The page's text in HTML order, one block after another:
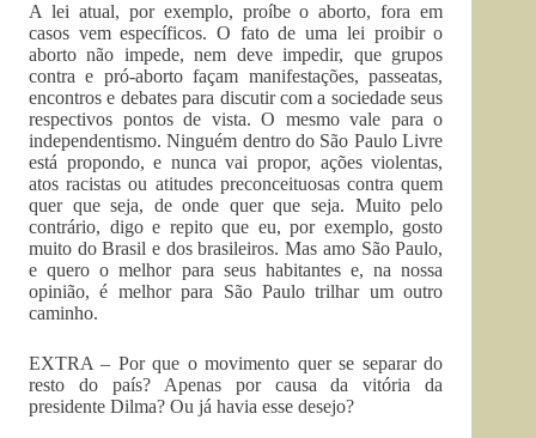
A lei atual, por exemplo, proíbe o aborto, fora em
casos vem específicos. O fato de uma lei proibir o
aborto não impede, nem deve impedir, que grupos
contra e pró-aborto façam manifestações, passeatas,
encontros e debates para discutir com a sociedade seus
respectivos pontos de vista. O mesmo vale para o
independentismo. Ninguém dentro do São Paulo Livre
está propondo, e nunca vai propor, ações violentas,
atos racistas ou atitudes preconceituosas contra quem
quer que seja, de onde quer que seja. Muito pelo
contrário, digo e repito que eu, por exemplo, gosto
muito do Brasil e dos brasileiros. Mas amo São Paulo,
e quero o melhor para seus habitantes e, na nossa
opinião, é melhor para São Paulo trilhar um outro
caminho.
EXTRA – Por que o movimento quer se separar do
resto do país? Apenas por causa da vitória da
presidente Dilma? Ou já havia esse desejo?